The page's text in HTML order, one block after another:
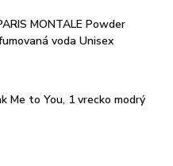
MONTALE Powder
voda Unisex
Me to You, 1 vrecko modrý